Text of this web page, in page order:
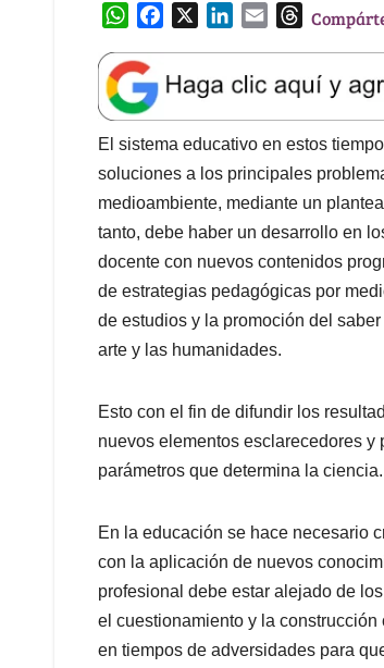
W
a
t
s
A
p
p
e
b
o
o
k
k
e
d
I
n
l
T
e
a
d
s
El sistema educativo en estos
soluciones a los principales
medioambiente, mediante un
tanto, debe haber un desarrollo en
docente con nuevos contenidos
de estrategias pedagógicas por
de estudios y la promoción del
arte y las humanidades.
Esto con el fin de difundir los
nuevos elementos esclarecedores
parámetros que determina la ciencia.
En la educación se hace necesario
con la aplicación de nuevos
profesional debe estar alejado de
el cuestionamiento y la
en tiempos de adversidades para